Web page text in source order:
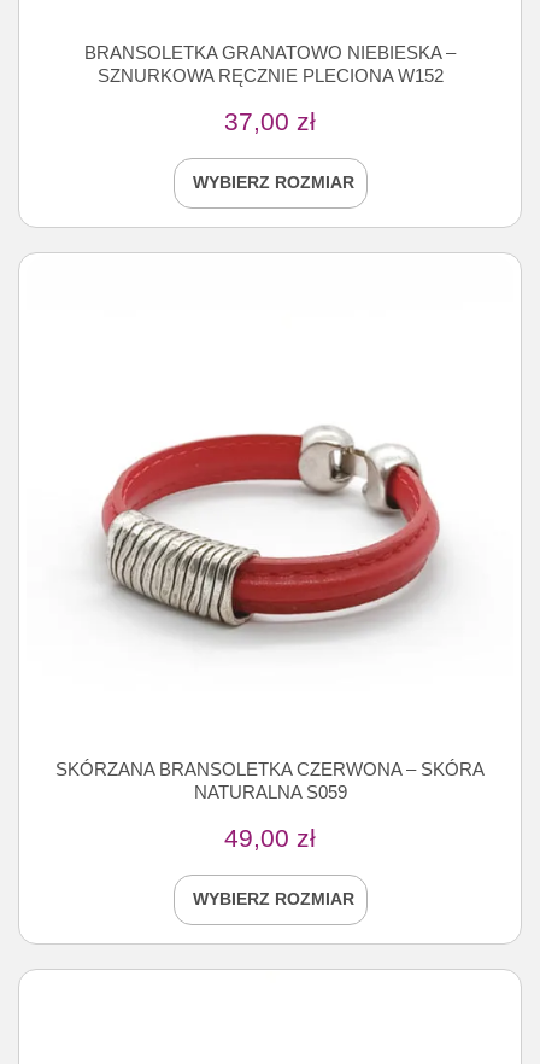
BRANSOLETKA GRANATOWO NIEBIESKA –
SZNURKOWA RĘCZNIE PLECIONA W152
37,00 zł
WYBIERZ ROZMIAR
SKÓRZANA BRANSOLETKA CZERWONA – SKÓRA
NATURALNA S059
49,00 zł
WYBIERZ ROZMIAR